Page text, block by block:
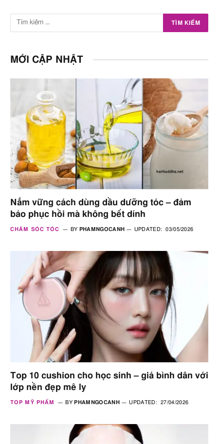
MỚI CẬP NHẬT
Nắm vững cách dùng dầu dưỡng tóc – đảm
bảo phục hồi mà không bết dính
CHĂM SÓC TÓC BY PHAMNGOCANH UPDATED: 03/05/2026
Top 10 cushion cho học sinh – giá bình dân với
lớp nền đẹp mê ly
TOP MỸ PHẨM BY PHAMNGOCANH UPDATED: 27/04/2026